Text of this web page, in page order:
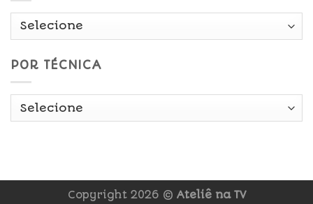
POR TÉCNICA
Copyright 2026 © Ateliê na TV